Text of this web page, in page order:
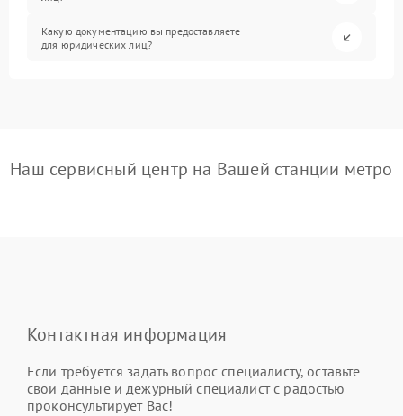
Какую документацию вы предоставляете
для юридических лиц?
Наш сервисный центр на Вашей станции метро
Контактная информация
Если требуется задать вопрос специалисту, оставьте
свои данные и дежурный специалист с радостью
проконсультирует Вас!